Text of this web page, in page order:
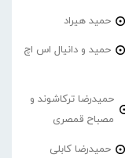
حمید هیراد
حمید و دانیال اس اچ
حمیدرضا ترکاشوند و
مصباح قمصری
حمیدرضا کابلی